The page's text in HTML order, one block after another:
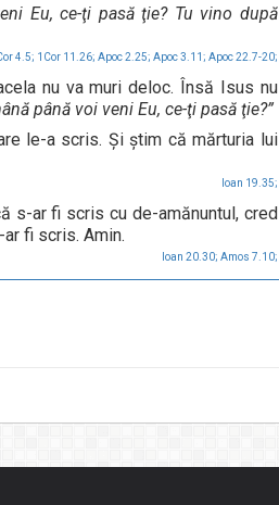
Eu, ce-ţi pasă ţie? Tu vino după
4.5; 1Cor 11.26; Apoc 2.25; Apoc 3.11; Apoc 22.7-20;
nu va muri deloc. Însă Isus nu
până voi veni Eu, ce-ţi pasă ţie?”
le-a scris. Şi ştim că mărturia lui
Ioan 19.35;
s-ar fi scris cu de-amănuntul, cred
fi scris. Amin.
Ioan 20.30; Amos 7.10;